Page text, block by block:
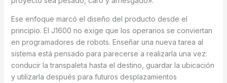
Ese enfoque marcó el diseño del producto desde el
principio. El J1600 no exige que los operarios se conviertan
en programadores de robots. Enseñar una nueva tarea al
sistema está pensado para parecerse a realizarla una vez:
conducir la transpaleta hasta el destino, guardar la ubicación
y utilizarla después para futuros desplazamientos